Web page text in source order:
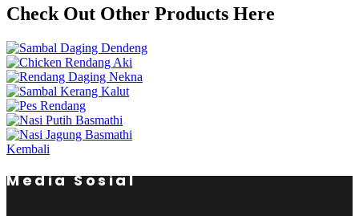
Check Out Other Products Here
Kembali
Media Sosial